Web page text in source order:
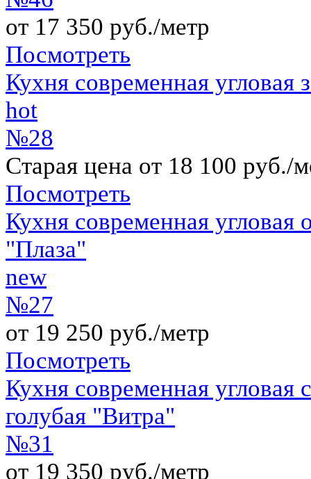
от 17 350 руб./метр
Посмотреть
Кухня современная
hot
№28
Старая цена от 18 100 руб./
Посмотреть
Кухня современная
"Плаза"
new
№27
от 19 250 руб./метр
Посмотреть
Кухня современная угловая
голубая "Витра"
№31
от 19 350 руб./метр